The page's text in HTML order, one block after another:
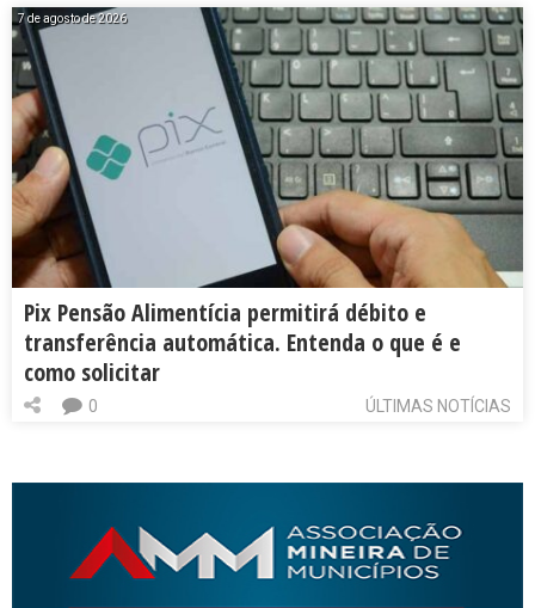
7 de agosto de 2026
Pix Pensão Alimentícia permitirá débito e
transferência automática. Entenda o que é e
como solicitar
ÚLTIMAS NOTÍCIAS
0